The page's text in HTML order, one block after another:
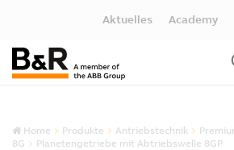
Aktuelles Academy
Home Produkte Antriebstechnik
8G
Planetengetriebe mit Abtriebswelle 8GP